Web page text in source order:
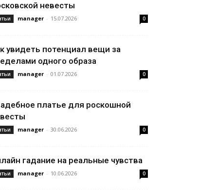
невесты
manager - 15.07.2026 0
увидеть потенциал вещи за
одного образа
manager - 01.07.2026 0
платье для роскошной
manager - 30.06.2026 0
гадание на реальные чувства
manager - 10.06.2026 0